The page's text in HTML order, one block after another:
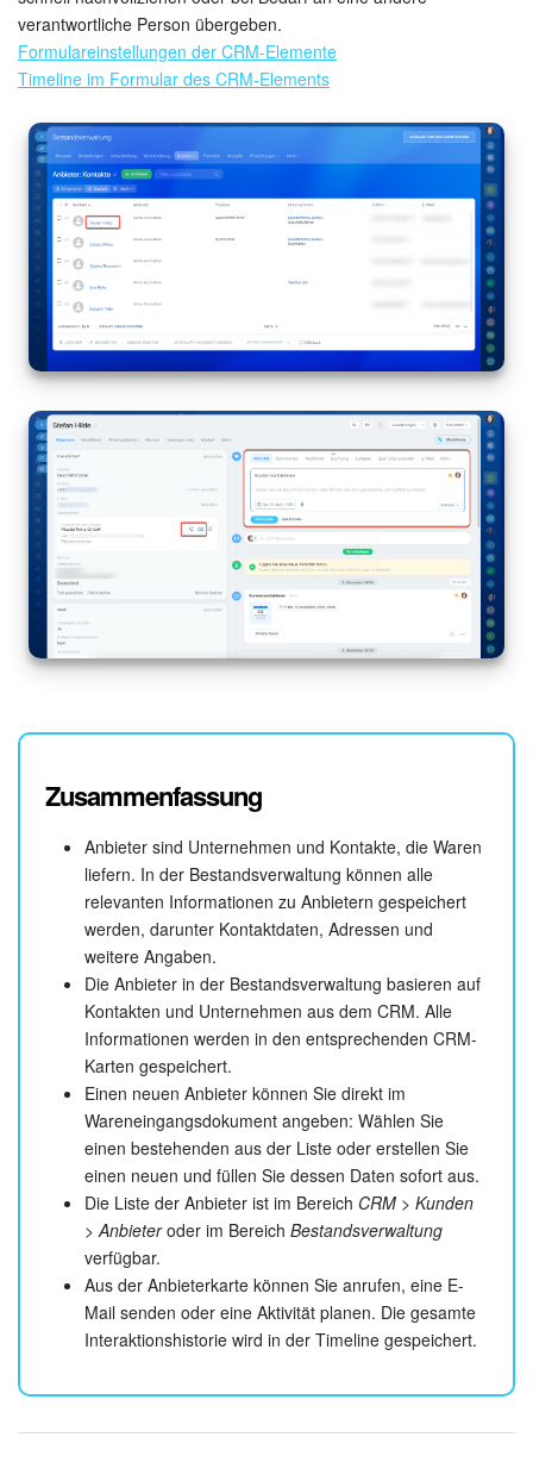
verantwortliche Person übergeben.
Formulareinstellungen der CRM-Elemente
Timeline im Formular des CRM-Elements
Zusammenfassung
Anbieter sind Unternehmen und Kontakte, die Waren
liefern. In der Bestandsverwaltung können alle
relevanten Informationen zu Anbietern gespeichert
werden, darunter Kontaktdaten, Adressen und
weitere Angaben.
Die Anbieter in der Bestandsverwaltung basieren auf
Kontakten und Unternehmen aus dem CRM. Alle
Informationen werden in den entsprechenden CRM-
Karten gespeichert.
Einen neuen Anbieter können Sie direkt im
Wareneingangsdokument angeben: Wählen Sie
einen bestehenden aus der Liste oder erstellen Sie
einen neuen und füllen Sie dessen Daten sofort aus.
Die Liste der Anbieter ist im Bereich CRM > Kunden
> Anbieteroder im Bereich Bestandsverwaltung
verfügbar.
Aus der Anbieterkarte können Sie anrufen, eine E-
Mail senden oder eine Aktivität planen. Die gesamte
Interaktionshistorie wird in der Timeline gespeichert.